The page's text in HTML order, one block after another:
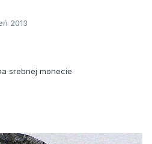
2013
srebnej monecie